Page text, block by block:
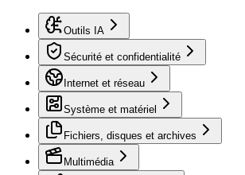
Outils IA
Sécurité et confidentialité
Internet et réseau
Système et matériel
Fichiers, disques et archives
Multimédia